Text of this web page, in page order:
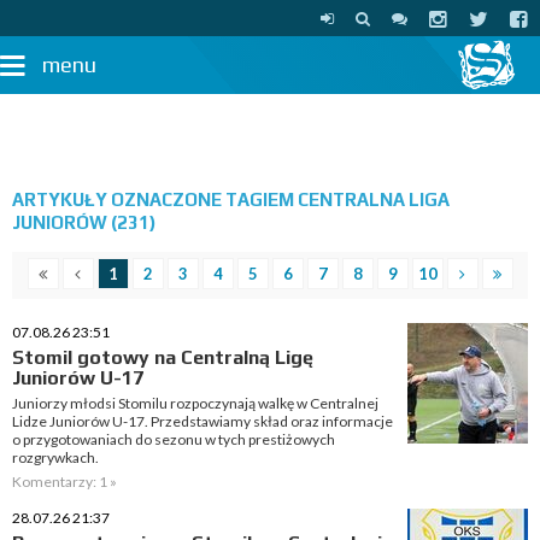
menu
ARTYKUŁY OZNACZONE TAGIEM CENTRALNA LIGA
JUNIORÓW (231)
1 2 3 4 5 6 7 8 9 10
07.08.26 23:51
Stomil gotowy na Centralną Ligę
Juniorów U-17
Juniorzy młodsi Stomilu rozpoczynają walkę w Centralnej
Lidze Juniorów U-17. Przedstawiamy skład oraz informacje
o przygotowaniach do sezonu w tych prestiżowych
rozgrywkach.
Komentarzy: 1 »
28.07.26 21:37